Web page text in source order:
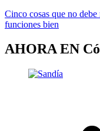
Cinco cosas que no
funciones bien
AHORA EN